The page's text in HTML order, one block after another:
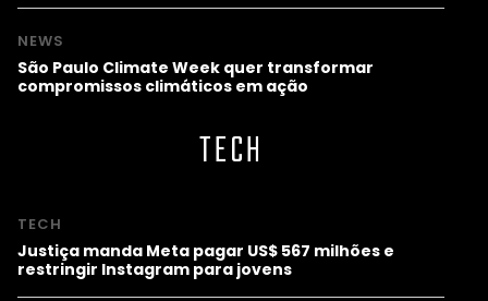
NEWS
São Paulo Climate Week quer transformar
compromissos climáticos em ação
TECH
TECH
Justiça manda Meta pagar US$ 567 milhões e
restringir Instagram para jovens